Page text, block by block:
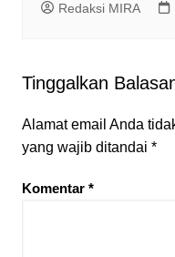
Redaksi MIRA
Tinggalkan
Alamat email Anda
yang wajib ditandai *
Komentar *